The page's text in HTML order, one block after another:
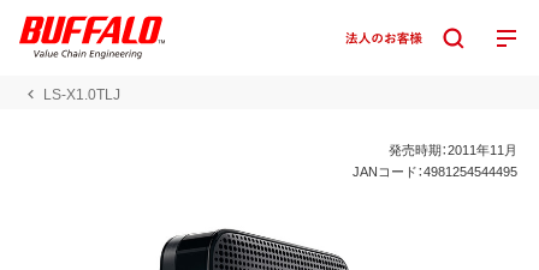
LS-X1.0TLJ
発売時期：2011年11月
JANコード：4981254544495